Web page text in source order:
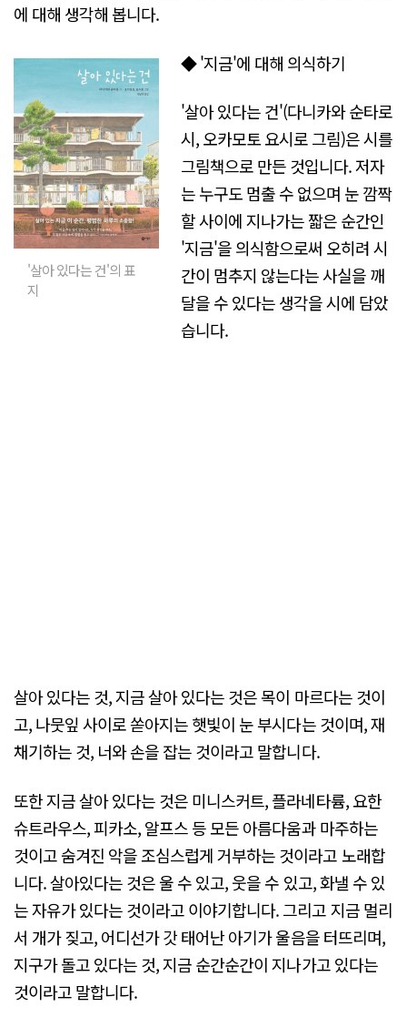
에 대해 생각해 봅니다.
'살아 있다는 건'의 표
지
◆ '지금'에 대해 의식하기
'살아 있다는 건'(다니카와 순타로
시, 오카모토 요시로 그림)은 시를
그림책으로 만든 것입니다. 저자
는 누구도 멈출 수 없으며 눈 깜짝
할 사이에 지나가는 짧은 순간인
'지금'을 의식함으로써 오히려 시
간이 멈추지 않는다는 사실을 깨
달을 수 있다는 생각을 시에 담았
습니다.
살아 있다는 것, 지금 살아 있다는 것은 목이 마르다는 것이
고, 나뭇잎 사이로 쏟아지는 햇빛이 눈 부시다는 것이며, 재
채기하는 것, 너와 손을 잡는 것이라고 말합니다.
또한 지금 살아 있다는 것은 미니스커트, 플라네타륨, 요한
슈트라우스, 피카소, 알프스 등 모든 아름다움과 마주하는
것이고 숨겨진 악을 조심스럽게 거부하는 것이라고 노래합
니다. 살아있다는 것은 울 수 있고, 웃을 수 있고, 화낼 수 있
는 자유가 있다는 것이라고 이야기합니다. 그리고 지금 멀리
서 개가 짖고, 어디선가 갓 태어난 아기가 울음을 터뜨리며,
지구가 돌고 있다는 것, 지금 순간순간이 지나가고 있다는
것이라고 말합니다.